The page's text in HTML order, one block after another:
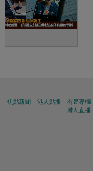
焦點新聞 港人點播
有聲專欄
港人直播